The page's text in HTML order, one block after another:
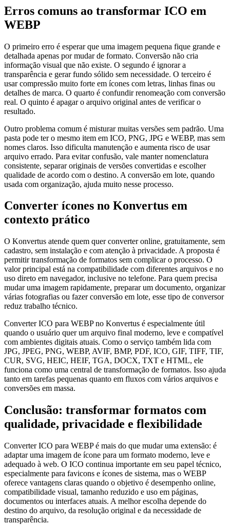
Erros comuns ao transformar ICO em
WEBP
O primeiro erro é esperar que uma imagem pequena fique grande e
detalhada apenas por mudar de formato. Conversão não cria
informação visual que não existe. O segundo é ignorar a
transparência e gerar fundo sólido sem necessidade. O terceiro é
usar compressão muito forte em ícones com letras, linhas finas ou
detalhes de marca. O quarto é confundir renomeação com conversão
real. O quinto é apagar o arquivo original antes de verificar o
resultado.
Outro problema comum é misturar muitas versões sem padrão. Uma
pasta pode ter o mesmo item em ICO, PNG, JPG e WEBP, mas sem
nomes claros. Isso dificulta manutenção e aumenta risco de usar
arquivo errado. Para evitar confusão, vale manter nomenclatura
consistente, separar originais de versões convertidas e escolher
qualidade de acordo com o destino. A conversão em lote, quando
usada com organização, ajuda muito nesse processo.
Converter ícones no Konvertus em
contexto prático
O Konvertus atende quem quer converter online, gratuitamente, sem
cadastro, sem instalação e com atenção à privacidade. A proposta é
permitir transformação de formatos sem complicar o processo. O
valor principal está na compatibilidade com diferentes arquivos e no
uso direto em navegador, inclusive no telefone. Para quem precisa
mudar uma imagem rapidamente, preparar um documento, organizar
várias fotografias ou fazer conversão em lote, esse tipo de conversor
reduz trabalho técnico.
Converter ICO para WEBP no Konvertus é especialmente útil
quando o usuário quer um arquivo final moderno, leve e compatível
com ambientes digitais atuais. Como o serviço também lida com
JPG, JPEG, PNG, WEBP, AVIF, BMP, PDF, ICO, GIF, TIFF, TIF,
CUR, SVG, HEIC, HEIF, TGA, DOCX, TXT e HTML, ele
funciona como uma central de transformação de formatos. Isso ajuda
tanto em tarefas pequenas quanto em fluxos com vários arquivos e
conversões em massa.
Conclusão: transformar formatos com
qualidade, privacidade e flexibilidade
Converter ICO para WEBP é mais do que mudar uma extensão: é
adaptar uma imagem de ícone para um formato moderno, leve e
adequado à web. O ICO continua importante em seu papel técnico,
especialmente para favicons e ícones de sistema, mas o WEBP
oferece vantagens claras quando o objetivo é desempenho online,
compatibilidade visual, tamanho reduzido e uso em páginas,
documentos ou interfaces atuais. A melhor escolha depende do
destino do arquivo, da resolução original e da necessidade de
transparência.